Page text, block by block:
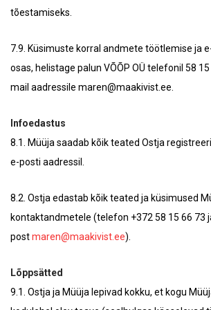
tõestamiseks.
7.9. Küsimuste korral andmete töötlemise ja
osas, helistage palun VÕÕP OÜ telefonil 58
mail aadressile maren@maakivist.ee.
Infoedastus
8.1. Müüja saadab kõik teated Ostja
e-posti aadressil.
8.2. Ostja edastab kõik teated ja küsimused
kontaktandmetele (telefon +372 58 15 66 73
postmaren@maakivist.ee).
Lõppsätted
9.1. Ostja ja Müüja lepivad kokku, et kogu